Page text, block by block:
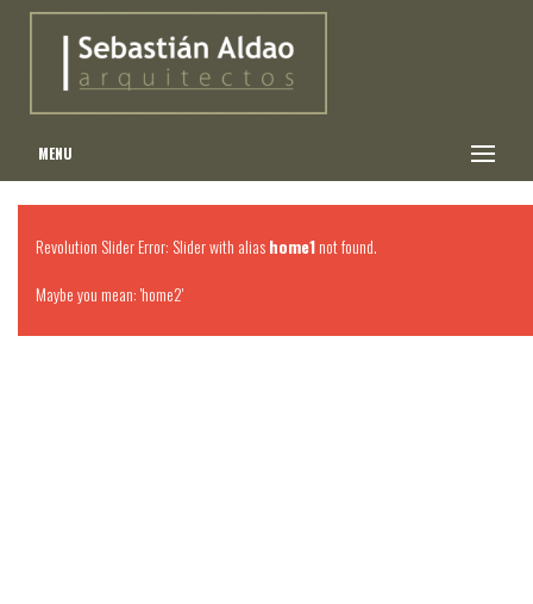
MENU
Revolution Slider Error: Slider with aliashome1not found.
Maybe you mean: 'home2'